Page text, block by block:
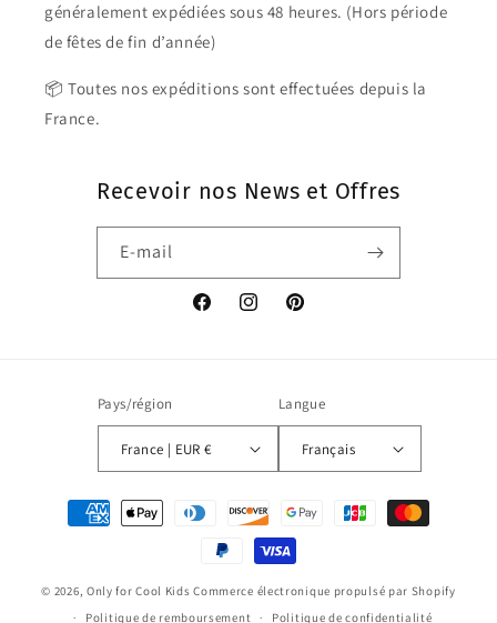
généralement expédiées sous 48 heures. (Hors période
de fêtes de fin d’année)
📦 Toutes nos expéditions sont effectuées depuis la
France.
Recevoir nos News et Offres
E-mail
FacebookInstagramPinterest
Pays/région
France | EUR €
Langue
Français
Moyens
© 2026, Only for Cool Kids Commerce électronique propulsé par Shopify
Politique de remboursement
Politique de confidentialité